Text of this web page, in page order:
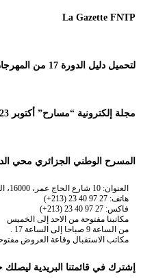
La Gazette FNTP
لتحميل دليل الدورة 17 من المهرجان الوطني للمسرح المحترف
مجلة إلكترونية “مسارح” أكتوبر 2023 /عدد تجريبي
المسرح الوطني الجزائري محي
العنوان: 10 شارع الحاج عمر، 16000، الجزائر
هاتف: 27 97 40 23 (213+)
فاكس: 27 97 40 23 (213+)
مكاتبنا مفتوحة من الاحد إلى الخميس
من الساعة 9 صباحا إلى الساعة 17 .
مكاتب الاستقبال وقاعة العروض مفتوحة يوميا من 9 صباحا إلى
إشترك في قائمتنا البريدية